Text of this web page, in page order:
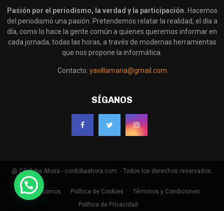
Pasión por el periodismo, la verdad y la participación. Hacemos
del periodismo una pasión. Pretendemos relatar la realidad, el día a
día, como lo hace la gente común a quienes queremos informar en
cada jornada, todas las horas, a través de modernas herramientas
que nos propone la informática.
Contacto: yavillamaria@gmail.com
SÍGANOS
@ Córdoba Ahora - cordobaahora.com. - Todos los derechos reservados.
Quienes somos Política de Cookies
Términos y Condiciones
Política de Privacidad